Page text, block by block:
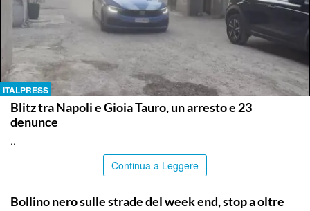
ITALPRESS
Blitz tra Napoli e Gioia Tauro, un arresto e 23
denunce
..
Continua a Leggere
Bollino nero sulle strade del week end, stop a oltre